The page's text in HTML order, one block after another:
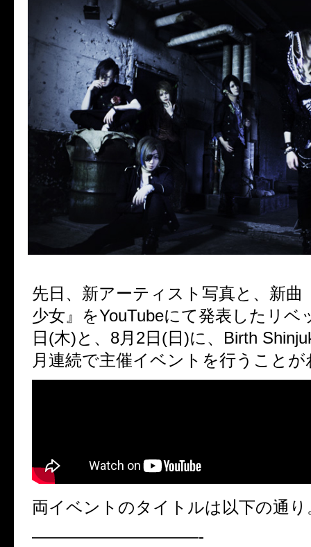
先日、新アーティスト写真と、新曲
少女』をYouTubeにて発表したリベ
日(木)と、8月2日(日)に、Birth
月連続で主催イベントを行うこと
両イベントのタイトルは以下の通り
——————————-